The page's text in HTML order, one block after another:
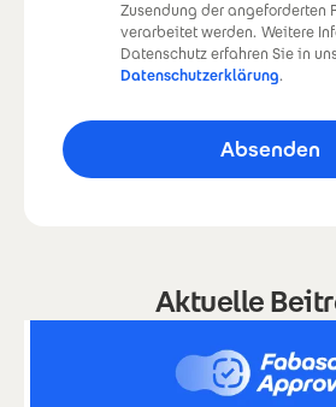
Zusendung der angeforderten
verarbeitet werden. Weitere
Datenschutz erfahren Sie in
Datenschutzerklärung.
Aktuelle